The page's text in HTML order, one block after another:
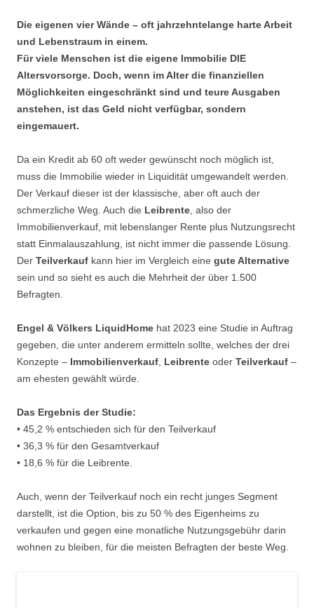
Die eigenen vier Wände – oft jahrzehntelange harte Arbeit
und Lebenstraum in einem.
Für viele Menschen ist die eigene Immobilie DIE
Altersvorsorge. Doch, wenn im Alter die finanziellen
Möglichkeiten eingeschränkt sind und teure Ausgaben
anstehen, ist das Geld nicht verfügbar, sondern
eingemauert.
Da ein Kredit ab 60 oft weder gewünscht noch möglich ist,
muss die Immobilie wieder in Liquidität umgewandelt werden.
Der Verkauf dieser ist der klassische, aber oft auch der
schmerzliche Weg. Auch die Leibrente, also der
Immobilienverkauf, mit lebenslanger Rente plus Nutzungsrecht
statt Einmalauszahlung, ist nicht immer die passende Lösung.
Der Teilverkauf kann hier im Vergleich eine gute Alternative
sein und so sieht es auch die Mehrheit der über 1.500
Befragten.
Engel & Völkers LiquidHome hat 2023 eine Studie in Auftrag
gegeben, die unter anderem ermitteln sollte, welches der drei
Konzepte – Immobilienverkauf, Leibrente oder Teilverkauf –
am ehesten gewählt würde.
Das Ergebnis der Studie:
• 45,2 % entschieden sich für den Teilverkauf
• 36,3 % für den Gesamtverkauf
• 18,6 % für die Leibrente.
Auch, wenn der Teilverkauf noch ein recht junges Segment
darstellt, ist die Option, bis zu 50 % des Eigenheims zu
verkaufen und gegen eine monatliche Nutzungsgebühr darin
wohnen zu bleiben, für die meisten Befragten der beste Weg.